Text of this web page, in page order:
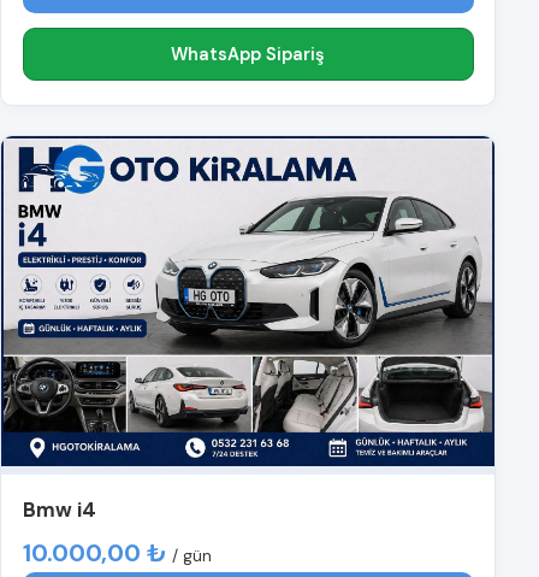
WhatsApp Sipariş
Bmw i4
10.000,00 ₺ / gün